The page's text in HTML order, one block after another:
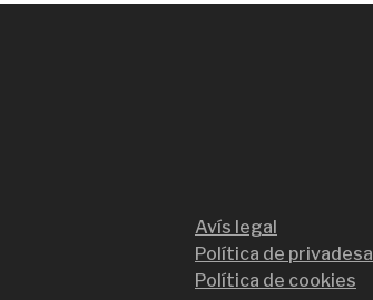
Avís legal
Política de privadesa
Política de cookies